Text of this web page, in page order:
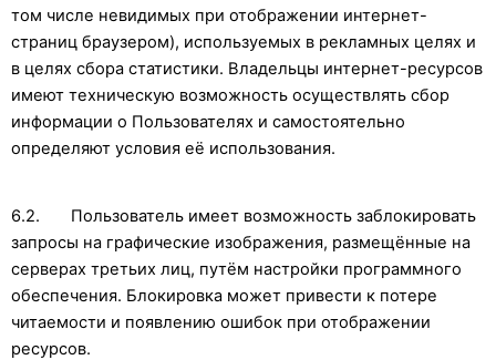
том числе невидимых при отображении интернет-
страниц браузером), используемых в рекламных целях и
в целях сбора статистики. Владельцы интернет-ресурсов
имеют техническую возможность осуществлять сбор
информации о Пользователях и самостоятельно
определяют условия её использования.
6.2. Пользователь имеет возможность заблокировать
запросы на графические изображения, размещённые на
серверах третьих лиц, путём настройки программного
обеспечения. Блокировка может привести к потере
читаемости и появлению ошибок при отображении
ресурсов.